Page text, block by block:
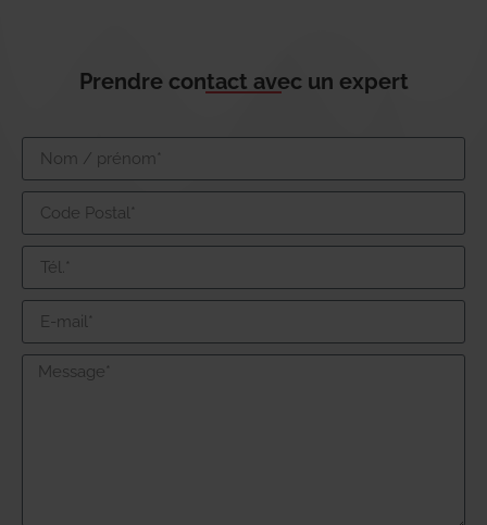
Prendre contact avec un expert